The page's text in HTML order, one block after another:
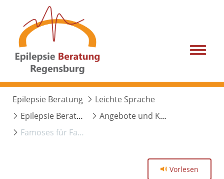
Menu
Epilepsie Beratung
Leichte Sprache
Epilepsie Beratung
Angebote und Kurse
Famoses für Familien
Vorlesen